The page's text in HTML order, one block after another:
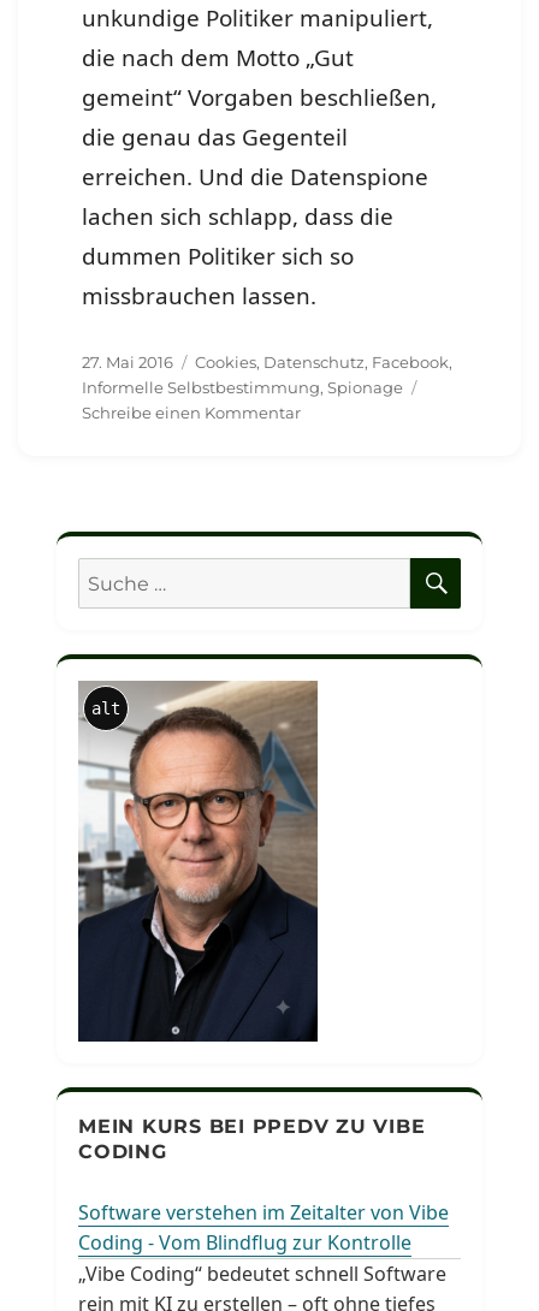
unkundige Politiker manipuliert,
die nach dem Motto „Gut
gemeint“ Vorgaben beschließen,
die genau das Gegenteil
erreichen. Und die Datenspione
lachen sich schlapp, dass die
dummen Politiker sich so
missbrauchen lassen.
Veröffentlicht
am
27. Mai 2016 Schlagwörter
Cookies, Datenschutz, Facebook,
Informelle Selbstbestimmung,Spionage
Schreibe einen Kommentarzu
Facebook
zu
lächerlichen
gezwungen
:-
Suche
nach:
alt
MEIN KURS BEI PPEDV ZU VIBE
CODING
Software verstehen im Zeitalter von Vibe
Coding - Vom Blindflug zur Kontrolle
„Vibe Coding“ bedeutet schnell Software
rein mit KI zu erstellen – oft ohne tiefes